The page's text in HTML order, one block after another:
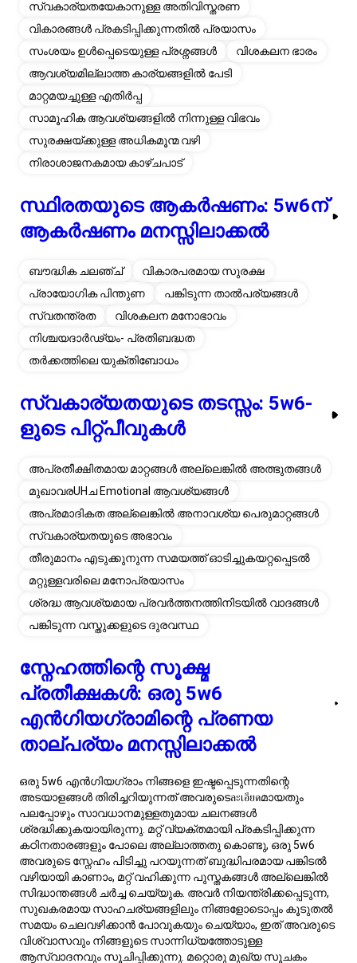
വികാരങ്ങൾ പ്രകടിപ്പിക്കുന്നതിൽ പ്രയാസം
സംശയം ഉൾപ്പെടെയുള്ള പ്രശ്നങ്ങൾ
വിശകലന ഭാരം
ആവശ്യമില്ലാത്ത കാര്യങ്ങളിൽ പേടി
മാറ്റമയച്ചുള്ള എതിർപ്പ
സാമൂഹിക ആവശ്യങ്ങളിൽ നിന്നുള്ള വിഭവം
സുരക്ഷയ്ക്കുള്ള അധികമൂന്മ വഴി
നിരാശാജനകമായ കാഴ്ചപാട്
ആകർഷണം മനസ്സിലാക്കൽ
ബൗദ്ധിക ചലഞ്ച്
വികാരപരമായ സുരക്ഷ
പങ്കിടുന്ന താൽപര്യങ്ങൾ
സ്വതന്ത്രത
വിശകലന മനോഭാവം
നിശ്ചയദാർഢ്യം- പ്രതിബദ്ധത
തർക്കത്തിലെ യുക്തിബോധം
സ്വകാര്യതയുടെ തടസ്സം: 5w6-
ളുടെ പിറ്റ്പീവുകൾ
അപ്രതീക്ഷിതമായ മാറ്റങ്ങൾ അല്ലെങ്കിൽ അത്ഭുതങ്ങൾ
മുഖാവരUHച Emotional ആവശ്യങ്ങൾ
അപ്രമാദികത അല്ലെങ്കിൽ അനാവശ്യ പെരുമാറ്റങ്ങൾ
സ്വകാര്യതയുടെ അഭാവം
തീരുമാനം എടുക്കുനുന്ന സമയത്ത് ഓടിച്ചുകയറ്റപ്പെടൽ
മറ്റുള്ളവരിലെ മനോപ്രയാസം
ശ്രദ്ധ ആവശ്യമായ പ്രവർത്തനത്തിനിടയിൽ വാദങ്ങൾ
പങ്കിടുന്ന വസ്തുക്കളുടെ ദുരവസ്ഥ
സ്നേഹത്തിന്റെ സൂക്ഷ്മ
പ്രതീക്ഷകൾ: ഒരു 5w6
എൻഗിയഗ്രാമിന്റെ പ്രണയ
താല്പര്യം മനസ്സിലാക്കൽ
ഒരു 5w6 എൻഗിയഗ്രാം നിങ്ങളെ ഇഷ്ടപ്പെടുന്നതിന്റെ
അടയാളങ്ങൾ തിരിച്ചറിയുന്നത് അവരുടെละเอียดമായതും
പലപ്പോഴും സാവധാനമുള്ളതുമായ ചലനങ്ങൾ
ശ്രദ്ധിക്കുകയായിരുന്നു. മറ്റ് വ്യക്തമായി പ്രകടിപ്പിക്കുന്ന
കഠിനതാരങ്ങളും പോലെ അല്ലാത്തതു കൊണ്ടു, ഒരു 5w6
വഴിയായി കാണാം, മറ്റ് വഹിക്കുന്ന പുസ്തകങ്ങൾ അല്ലെങ്കിൽ
സിദ്ധാന്തങ്ങൾ ചർച്ച ചെയ്യുക. അവർ നിയന്ത്രിക്കപ്പെടുന്ന,
സുഖകരമായ സാഹചര്യങ്ങളിലും നിങ്ങളോടൊപ്പം കൂടുതൽ
സമയം ചെലവഴിക്കാൻ പോവുകയും ചെയ്യാം, ഇത് അവരുടെ
വിശ്വാസവും നിങ്ങളുടെ സാന്നിധ്യത്തോടുള്ള
ആസ്വാദനവും സൂചിപ്പിക്കുന്നു. മറ്റൊരു മുഖ്യ സൂചകം
അവരുടേതായ അനുഭവങ്ങളും ചിന്തകളും
വെളിപ്പെടുത്താനുള്ള അവരുടെ സന്നദ്ധതയാണ്, ഈ അവര
José രഹസ്യമാണ്. പ്രത്യേകിച്ച് സംരക്ഷണം കാണിക്കുക
അല്ലെങ്കിൽ നിങ്ങൾക്കു വിചാരങ്ങളറിയിക്കുക എംടിസ്കൽ,
ഈ അവിരുണ്ടകൾ അഭിക്കദാന പണിയു և പ്രശംസ. ഈ
സൂക്ഷ്മ സൂചനകൾമനസ്സിലാക്കൽ, 5w6